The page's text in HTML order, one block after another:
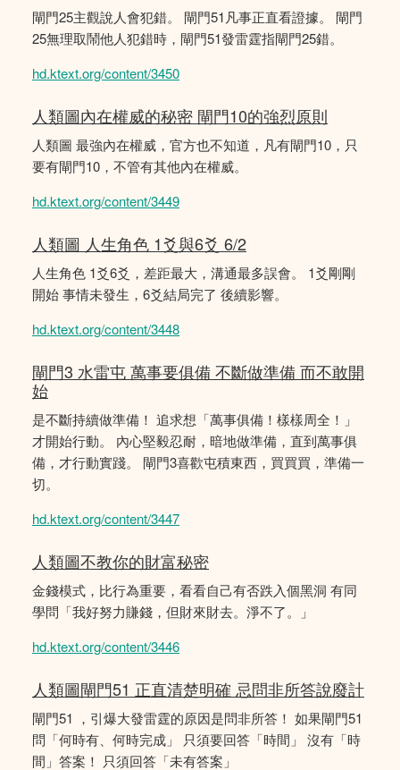
閘門25主觀說人會犯錯。 閘門51凡事正直看證據。 閘門
25無理取鬧他人犯錯時，閘門51發雷霆指閘門25錯。
hd.ktext.org/content/3450
人類圖內在權威的秘密 閘門10的強烈原則
人類圖 最強內在權威，官方也不知道，凡有閘門10，只
要有閘門10，不管有其他內在權威。
hd.ktext.org/content/3449
人類圖 人生角色 1爻與6爻 6/2
人生角色 1爻6爻，差距最大，溝通最多誤會。 1爻剛剛
開始 事情未發生，6爻結局完了 後續影響。
hd.ktext.org/content/3448
閘門3 水雷屯 萬事要俱備 不斷做準備 而不敢開
始
是不斷持續做準備！ 追求想「萬事俱備！樣樣周全！」
才開始行動。 內心堅毅忍耐，暗地做準備，直到萬事俱
備，才行動實踐。 閘門3喜歡屯積東西，買買買，準備一
切。
hd.ktext.org/content/3447
人類圖不教你的財富秘密
金錢模式，比行為重要，看看自己有否跌入個黑洞 有同
學問「我好努力賺錢，但財來財去。淨不了。」
hd.ktext.org/content/3446
人類圖閘門51 正直清楚明確 忌問非所答說廢計
閘門51 ，引爆大發雷霆的原因是問非所答！ 如果閘門51
問「何時有、何時完成」 只須要回答「時間」 沒有「時
間」答案！ 只須回答「未有答案」